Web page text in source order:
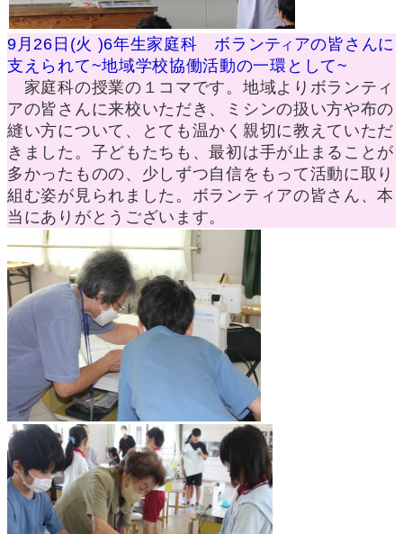
9月26日(火 )6年生家庭科 ボランテ イ アの皆さんに
支えられて~地域学校協働活動の一環として~
家庭科の授業の１コマです。地域よりボランティ
アの皆さんに来校いただき、ミシンの扱い方や布の
縫い方について、とても温かく親切に教えていただ
きました。子どもたちも、最初は手が止まることが
多かったものの、少しずつ自信をもって活動に取り
組む姿が見られました。ボランティアの皆さん、本
当にありがとうございます。